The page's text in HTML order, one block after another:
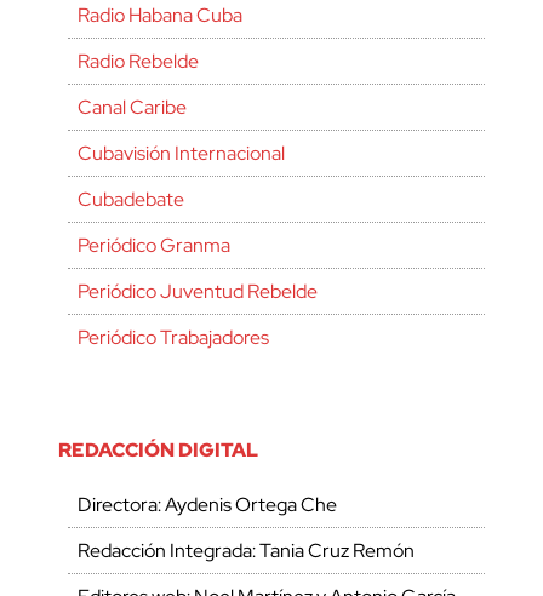
Radio Habana Cuba
Radio Rebelde
Canal Caribe
Cubavisión Internacional
Cubadebate
Periódico Granma
Periódico Juventud Rebelde
Periódico Trabajadores
REDACCIÓN DIGITAL
Directora: Aydenis Ortega Che
Redacción Integrada: Tania Cruz Remón